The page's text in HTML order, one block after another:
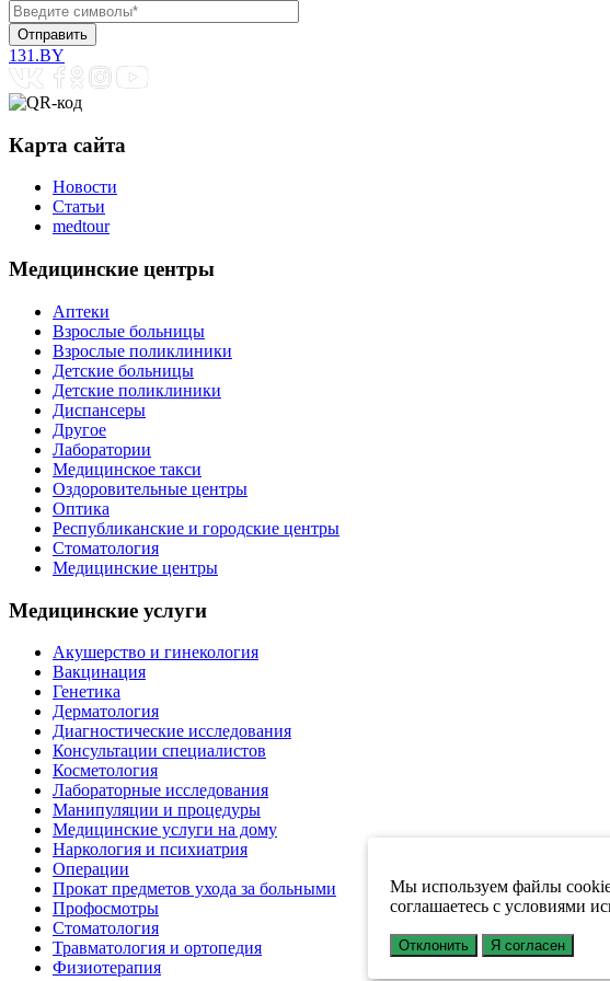
131.BY
Карта сайта
Новости
Статьи
medtour
Медицинские центры
Аптеки
Взрослые больницы
Взрослые поликлиники
Детские больницы
Детские поликлиники
Диспансеры
Другое
Лаборатории
Медицинское такси
Оздоровительные центры
Оптика
Республиканские и городские центры
Стоматология
Медицинские центры
Медицинские услуги
Акушерство и гинекология
Вакцинация
Генетика
Дерматология
Диагностические исследования
Консультации специалистов
Косметология
Лабораторные исследования
Манипуляции и процедуры
Медицинские услуги на дому
Наркология и психиатрия
Операции
Прокат предметов ухода за больными
Профосмотры
Стоматология
Травматология и ортопедия
Физиотерапия
Мы используем файлы
соглашаетесь с условиями
Отклонить Я согласен